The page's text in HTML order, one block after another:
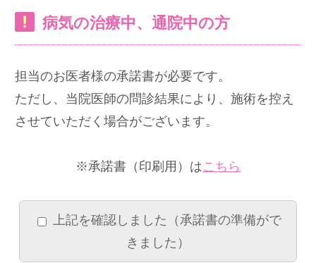
病気の治療中、通院中の方
担当のお医者様の承諾書が必要です。
ただし、当院医師の問診結果により、施術を控え
させていただく場合がございます。
※承諾書（印刷用）はこちら
上記を確認しました（承諾書の準備がで
きました）